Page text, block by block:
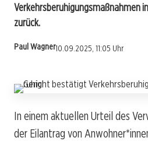
Verkehrsberuhigungsmaßnahmen
zurück.
Paul Wagner10.09.2025, 11:05 Uhr
In einem aktuellen Urteil des
der Eilantrag von